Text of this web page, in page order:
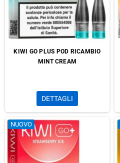
KIWI GO PLUS POD RICAMBIO
MINT CREAM
DETTAGLI
NUOVO